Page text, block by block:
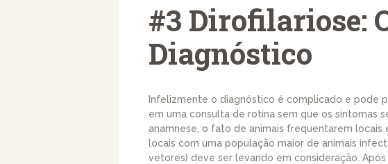
#3 Dirofilariose:
Diagnóstico
Infelizmente o diagnóstico é complicado e pode
em uma consulta de rotina sem que os sintomas
anamnese, o fato de animais frequentarem locais
locais com uma população maior de animais
vetores) deve ser levando em consideração.